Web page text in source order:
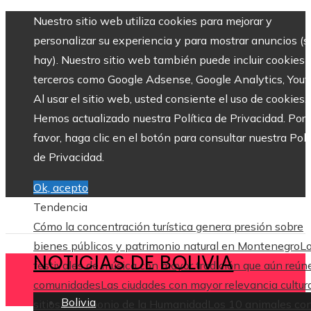
Nuestro sitio web utiliza cookies para mejorar y
personalizar su experiencia y para mostrar anuncios
hay). Nuestro sitio web también puede incluir cookies
terceros como Google Adsense, Google Analytics,
Al usar el sitio web, usted consiente el uso de cookies.
Hemos actualizado nuestra Política de Privacidad. Por
favor, haga clic en el botón para consultar nuestra
de Privacidad.
Ok, acepto
Tendencia
Cómo la concentración turística genera presión sobre
bienes públicos y patrimonio natural en Montenegro
festivales de música con mayor tradición que aún
comunidadesLas ciudades con mayor relevancia
sitios Patrimonio de la Humanidad
Los 10 animales
NOTICIAS DE BOLIVIA
Bolivia